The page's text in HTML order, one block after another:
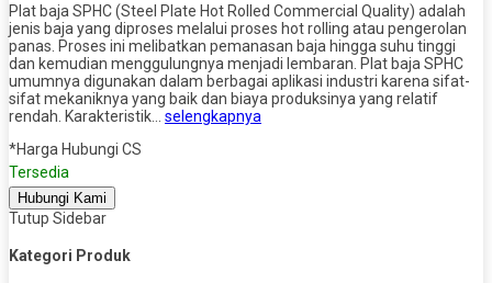
Plat baja SPHC (Steel Plate Hot Rolled Commercial Quality) adalah
jenis baja yang diproses melalui proses hot rolling atau pengerolan
panas. Proses ini melibatkan pemanasan baja hingga suhu tinggi
dan kemudian menggulungnya menjadi lembaran. Plat baja SPHC
umumnya digunakan dalam berbagai aplikasi industri karena sifat-
sifat mekaniknya yang baik dan biaya produksinya yang relatif
rendah. Karakteristik… selengkapnya
*Harga Hubungi CS
Tersedia
Hubungi Kami
Tutup Sidebar
Kategori Produk